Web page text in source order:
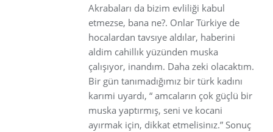
Akrabaları da bizim evliliği kabul
etmezse, bana ne?. Onlar Türkiye de
hocalardan tavsıye aldılar, haberini
aldim cahillık yüzünden muska
çalışıyor, inandım. Daha zeki olacaktım.
Bir gün tanımadığımız bir türk kadını
karımi uyardı, “ amcaların çok güçlü bir
muska yaptırmış, seni ve kocani
ayırmak için, dikkat etmelisinız.” Sonuç